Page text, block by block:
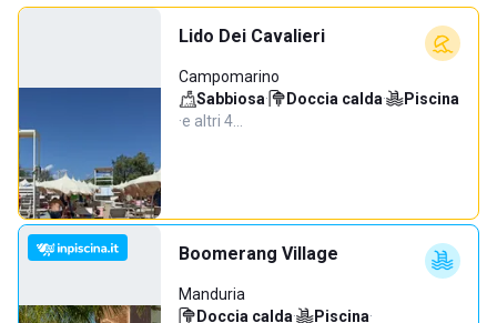
Lido Dei Cavalieri
Campomarino
Sabbiosa· Doccia calda·
Piscina
·e altri 4…
Boomerang Village
Manduria
Doccia calda· Piscina·